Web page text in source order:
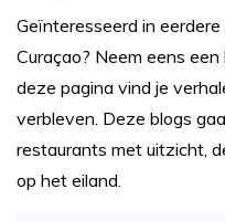
Geïnteresseerd in
Curaçao? Neem eens
deze pagina vind je
verbleven. Deze blogs
restaurants met uitzicht,
op het eiland.